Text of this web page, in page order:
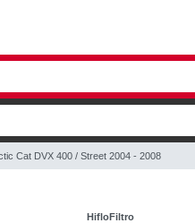
Cat DVX 400 / Street 2004 - 2008
HifloFiltro